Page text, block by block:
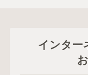
インター